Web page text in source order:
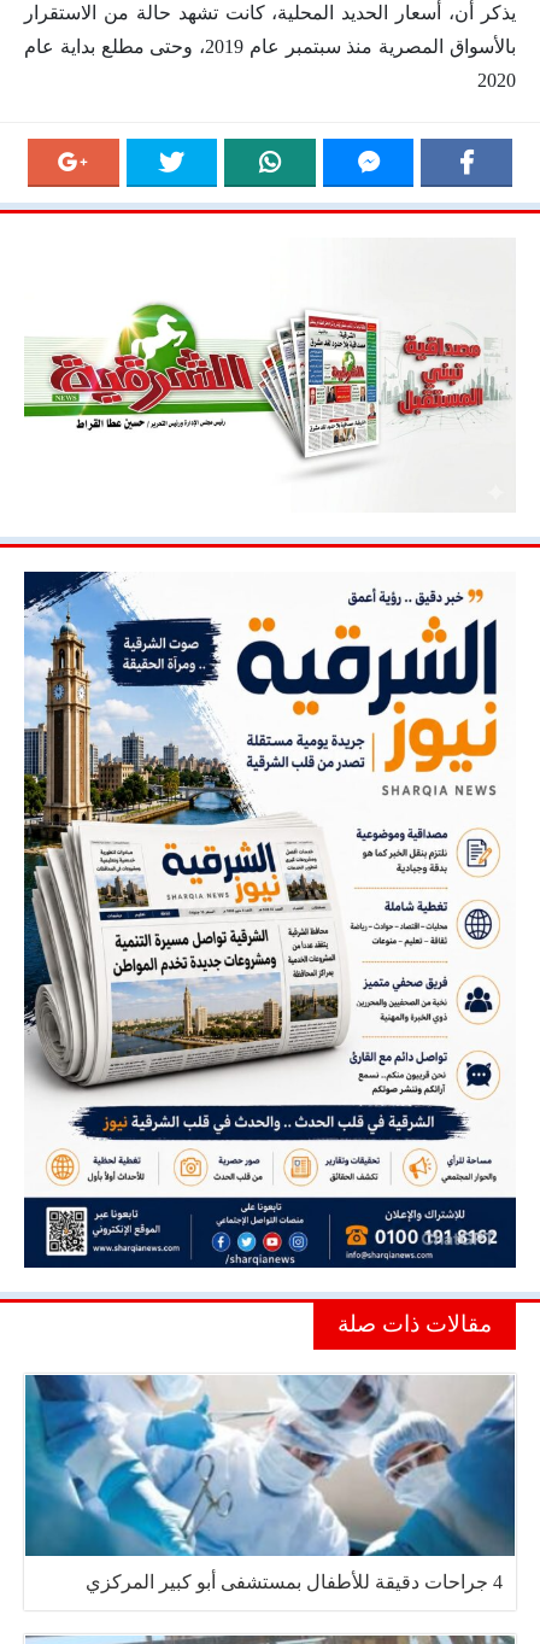
يذكر أن، أسعار الحديد المحلية، كانت تشهد حالة من الاستقرار
بالأسواق المصرية منذ سبتمبر عام 2019، وحتى مطلع بداية عام
2020
مقالات ذات صلة
4 جراحات دقيقة للأطفال بمستشفى أبو كبير المركزي